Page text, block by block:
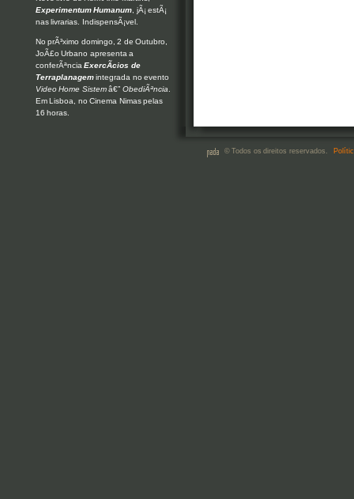
Experimentum Humanum , jÃ¡ estÃ¡
nas livrarias. IndispensÃ¡vel.
No prÃ³ximo domingo, 2 de Outubro,
JoÃ£o Urbano apresenta a
conferÃªnciaExercÃ­cios de
Terraplanagemintegrada no evento
Video Home Sistemâ€” ObediÃªncia
Em Lisboa, no Cinema Nimas pelas
16 horas.
© Todos os direitos reservados.